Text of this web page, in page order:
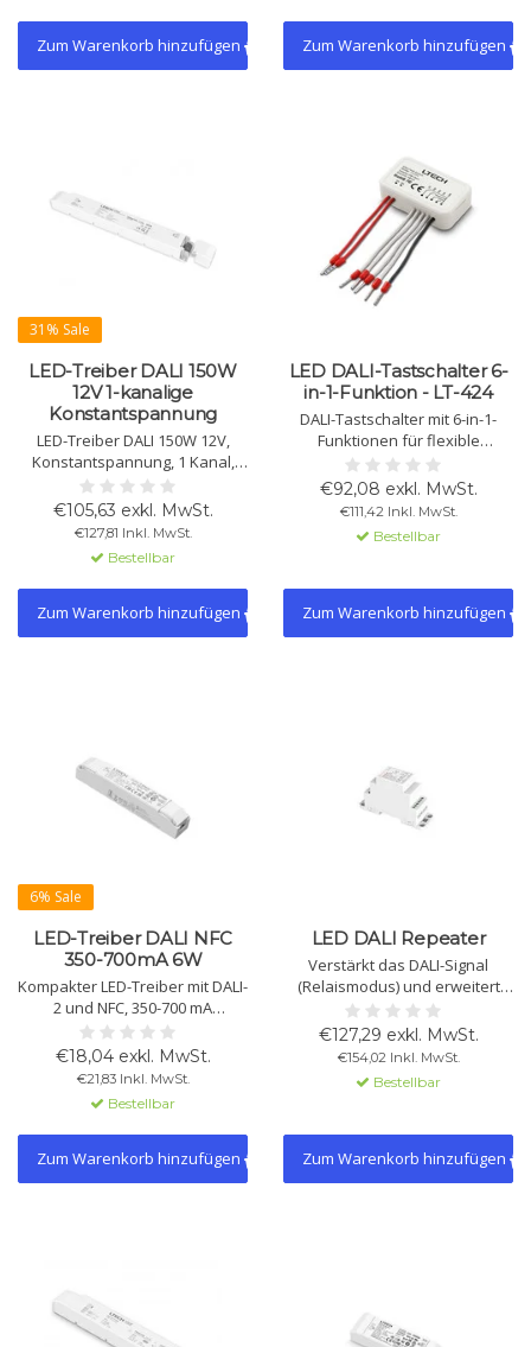
Zum Warenkorb hinzufügen Zum Warenkorb hinzufügen
31% Sale
LED-Treiber DALI 150W
12V 1-kanalige
Konstantspannung
LED-Treiber DALI 150W 12V,
Konstantspannung, 1 Kanal,
PWM-CV-Signal, DALI-2
zertifiziert, dimmbar 0-100%,
IP20, CE & ENEC zertifiziert.
Schutz gegen Überlast &
Kurzschluss.
€105,63 exkl. MwSt.
€127,81 Inkl. MwSt.
Bestellbar
Zum Warenkorb hinzufügen
LED DALI-Tastschalter 6-
in-1-Funktion - LT-424
DALI-Tastschalter mit 6-in-1-
Funktionen für flexible
Lichtsteuerung. Keine externe
Stromversorgung erforderlich,
direkt am DALI-Bus
angeschlossen. Kompakt,
einfach zu installieren, ideal für
Geschäft.
€92,08 exkl. MwSt.
€111,42 Inkl. MwSt.
Bestellbar
Zum Warenkorb hinzufügen
6% Sale
LED-Treiber DALI NFC
350-700mA 6W
Kompakter LED-Treiber mit DALI-
2 und NFC, 350-700 mA
Konstantstrom, 2-18 V, 0,7-6,3 W.
Hohe Effizienz, 0-100 %
dimmbar, Schutzfunktionen, für
Innenräume.
€18,04 exkl. MwSt.
€21,83 Inkl. MwSt.
Bestellbar
Zum Warenkorb hinzufügen
LED DALI Repeater
Verstärkt das DALI-Signal
(Relaismodus) und erweitert
DALI-Installationen (erweiterter
Modus). Fungiert als DALI-
Stromversorgung, einfach per
DIP-Schalter umschaltbar.
€127,29 exkl. MwSt.
€154,02 Inkl. MwSt.
Bestellbar
Zum Warenkorb hinzufügen